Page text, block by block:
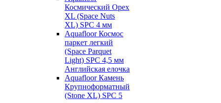
Космический Орех
XL (Space Nuts
XL) SPC 4 мм
Aquafloor Космос
паркет легкий
(Space Parquet
Light) SPC 4,5 мм
Английская елочка
Aquafloor Камень
Крупноформатный
(Stone XL) SPC 5